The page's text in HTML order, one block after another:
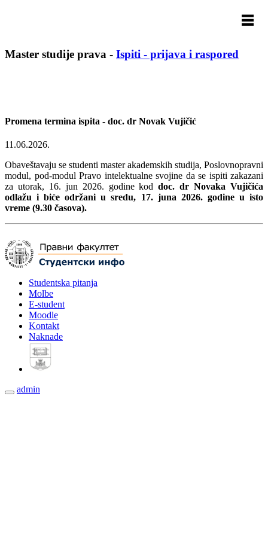
Master studije prava - Ispiti - prijava i raspored
Promena termina ispita - doc. dr Novak Vujičić
11.06.2026.
Obaveštavaju se studenti master akademskih studija, Poslovnopravni
modul, pod-modul Pravo intelektualne svojine da se ispiti zakazani
za utorak, 16. jun 2026. godine koddoc. dr Novaka Vujičića
odlažu i biće održani u sredu, 17. juna 2026.godine u isto
vreme (9.30 časova).
Studentska pitanja
Molbe
E-student
Moodle
Kontakt
Naknade
admin